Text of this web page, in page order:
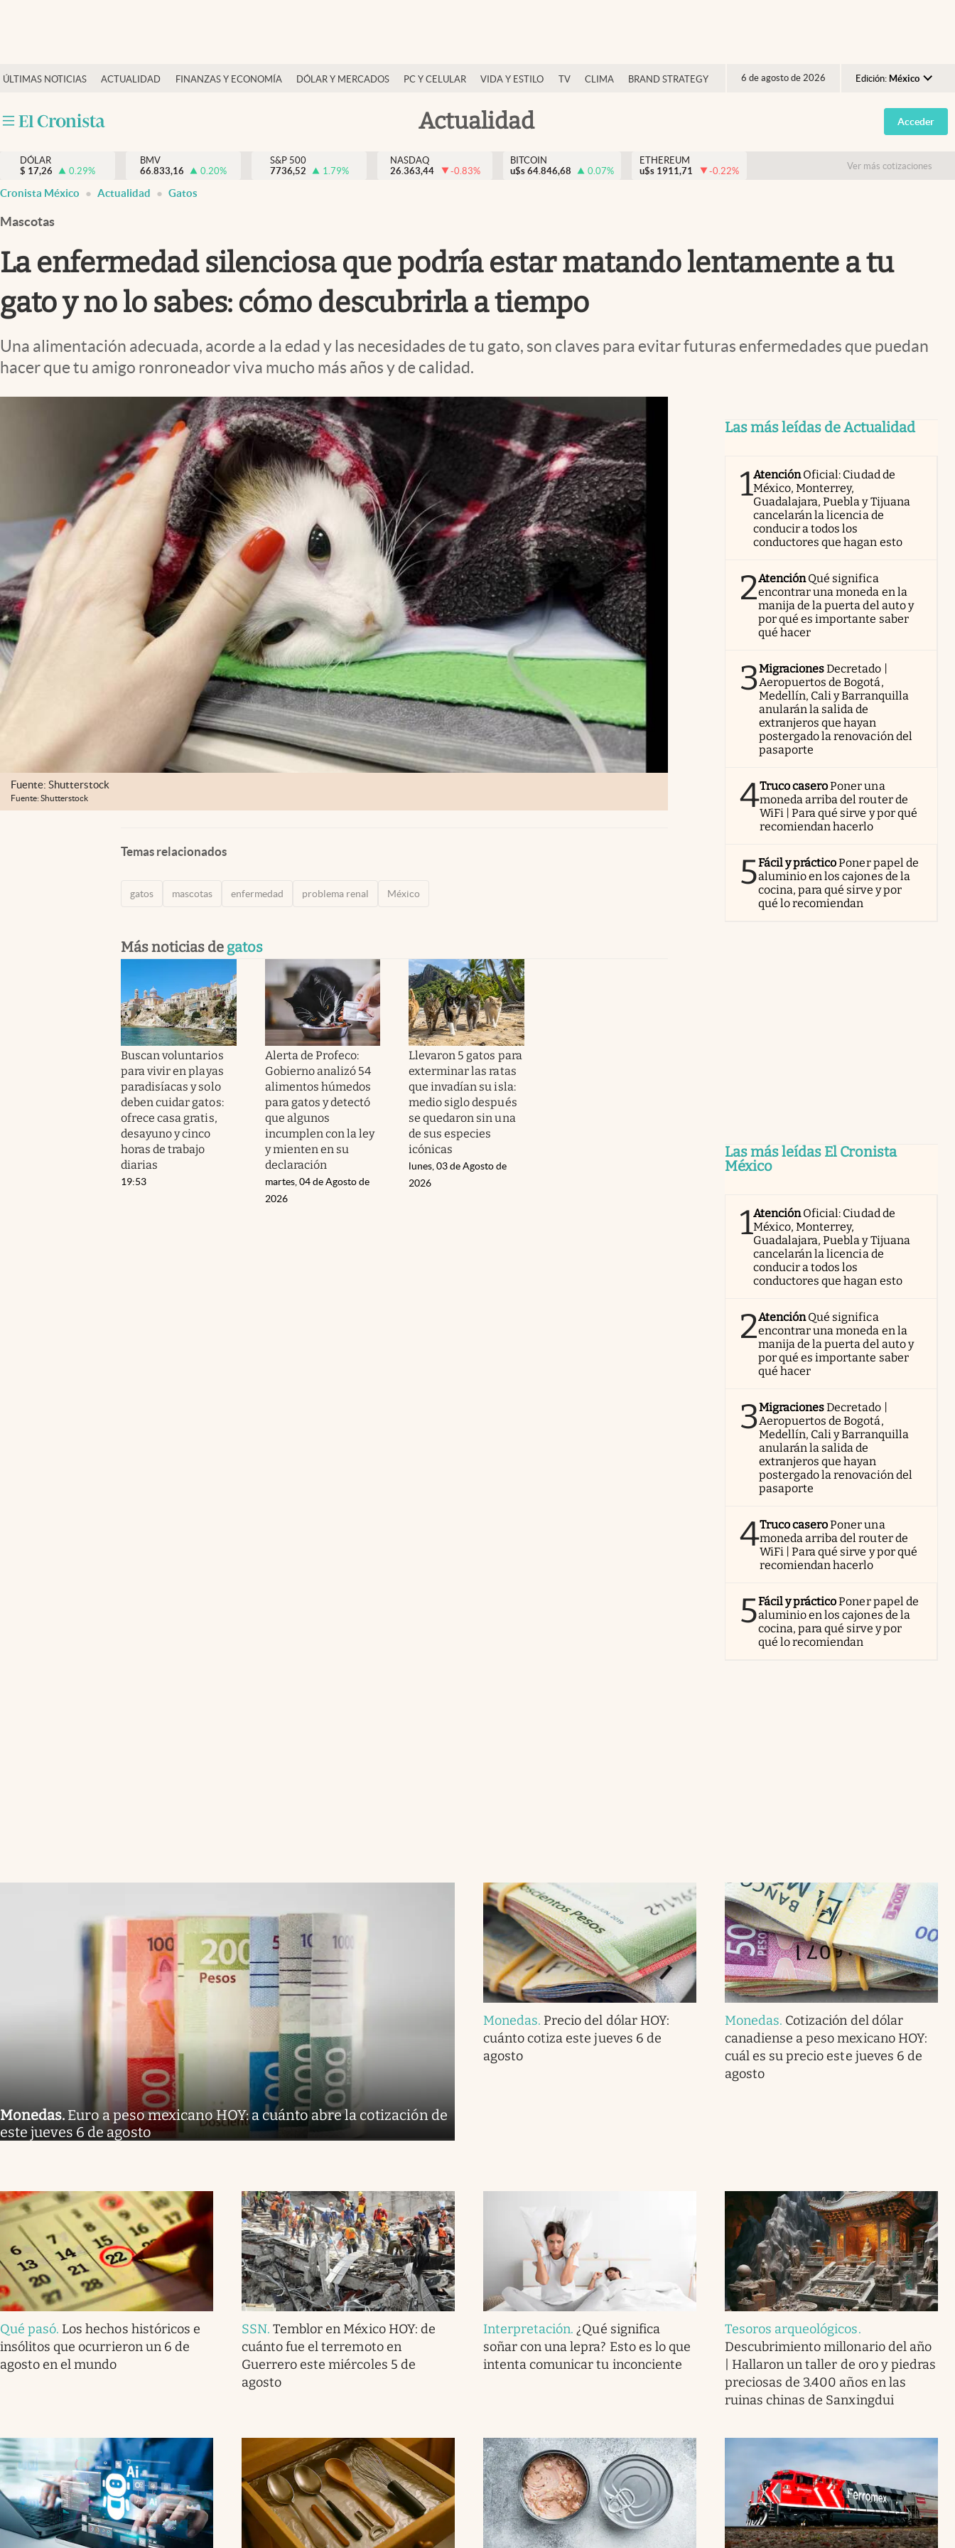
ÚLTIMAS NOTICIAS ACTUALIDAD FINANZAS Y ECONOMÍA DÓLAR Y MERCADOS PC Y CELULAR VIDA Y ESTILO TV CLIMA BRAND STRATEGY 6 de agosto de 2026 Edición: México
Argentina
España
USA
Actualidad
Actualidad
Internacionales
Opinión
Brand Strategy
Vida y estilo
Tv
Espiritualidad
Acceder
DÓLAR
$ 17,26 0.29%
BMV
66.833,16
0.20%
S&P 500
7736,52
1.79%
NASDAQ
26.363,44
-0.83%
BITCOIN
u$s 64.846,68 0.07%
ETHEREUM
u$s 1911,71 -0.22% Ver más cotizaciones
Cronista México Actualidad Gatos
Mascotas
La enfermedad silenciosa que podría estar matando lentamente a tu
gato y no lo sabes: cómo descubrirla a tiempo
Una alimentación adecuada, acorde a la edad y las necesidades de tu gato, son claves para evitar futuras enfermedades que puedan
hacer que tu amigo ronroneador viva mucho más años y de calidad.
Fuente: Shutterstock
Fuente: Shutterstock
Temas relacionados
gatos mascotas enfermedad problema renal México
Más noticias de gatos
Buscan voluntarios
para vivir en playas
paradisíacas y solo
deben cuidar gatos:
ofrece casa gratis,
desayuno y cinco
horas de trabajo
diarias
19:53
Alerta de Profeco:
Gobierno analizó 54
alimentos húmedos
para gatos y detectó
que algunos
incumplen con la ley
y mienten en su
declaración
martes, 04 de Agosto de
2026
Llevaron 5 gatos para
exterminar las ratas
que invadían su isla:
medio siglo después
se quedaron sin una
de sus especies
icónicas
lunes, 03 de Agosto de
2026
Las más leídas de Actualidad
1AtenciónOficial: Ciudad de
México, Monterrey,
Guadalajara, Puebla y Tijuana
cancelarán la licencia de
conducir a todos los
conductores que hagan esto
2AtenciónQué significa
encontrar una moneda en la
manija de la puerta del auto y
por qué es importante saber
qué hacer
3MigracionesDecretado |
Aeropuertos de Bogotá,
Medellín, Cali y Barranquilla
anularán la salida de
extranjeros que hayan
postergado la renovación del
pasaporte
4Truco caseroPoner una
moneda arriba del router de
WiFi | Para qué sirve y por qué
recomiendan hacerlo
5Fácil y prácticoPoner papel de
aluminio en los cajones de la
cocina, para qué sirve y por
qué lo recomiendan
Las más leídas El Cronista
México
1AtenciónOficial: Ciudad de
México, Monterrey,
Guadalajara, Puebla y Tijuana
cancelarán la licencia de
conducir a todos los
conductores que hagan esto
2AtenciónQué significa
encontrar una moneda en la
manija de la puerta del auto y
por qué es importante saber
qué hacer
3MigracionesDecretado |
Aeropuertos de Bogotá,
Medellín, Cali y Barranquilla
anularán la salida de
extranjeros que hayan
postergado la renovación del
pasaporte
4Truco caseroPoner una
moneda arriba del router de
WiFi | Para qué sirve y por qué
recomiendan hacerlo
5Fácil y prácticoPoner papel de
aluminio en los cajones de la
cocina, para qué sirve y por
qué lo recomiendan
Monedas. Euro a peso mexicano HOY: a cuánto abre la cotización de
este jueves 6 de agosto
Monedas. Precio del dólar HOY:
cuánto cotiza este jueves 6 de
agosto
Monedas. Cotización del dólar
canadiense a peso mexicano HOY:
cuál es su precio este jueves 6 de
agosto
Qué pasó. Los hechos históricos e
insólitos que ocurrieron un 6 de
agosto en el mundo
SSN.Temblor en México HOY: de
cuánto fue el terremoto en
Guerrero este miércoles 5 de
agosto
Interpretación. ¿Qué significa
soñar con una lepra? Esto es lo que
intenta comunicar tu inconciente
Tesoros arqueológicos.
Descubrimiento millonario del año
| Hallaron un taller de oro y piedras
preciosas de 3.400 años en las
ruinas chinas de Sanxingdui